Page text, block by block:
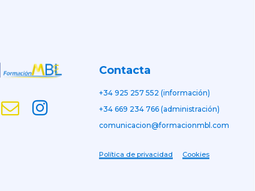
Contacta
+34 925 257 552 (información)
+34 669 234 766 (administración)
comunicacion@formacionmbl.com
Política de privacidad Cookies